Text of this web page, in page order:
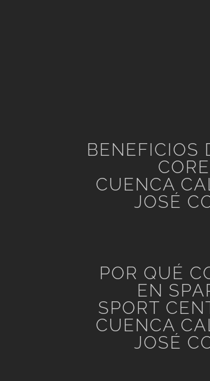
BENEFICIOS
CUENCA
JOSÉ
POR QUÉ
EN
SPORT
CUENCA
JOSÉ